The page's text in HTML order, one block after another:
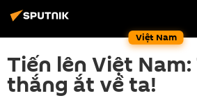
Việt Nam
Tiến lên Việt Nam:
thắng ắt về ta!